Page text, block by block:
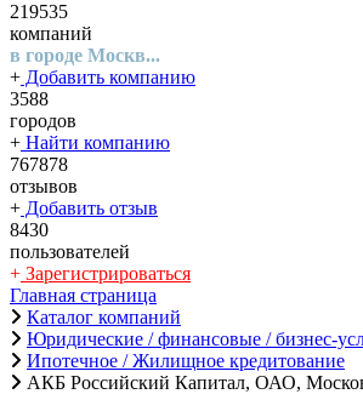
219535
компаний
в городе Москв...
+ Добавить компанию
3588
городов
+ Найти компанию
767878
отзывов
+ Добавить отзыв
8430
пользователей
+ Зарегистрироваться
Главная страница
Каталог компаний
Юридические / финансовые / бизнес-
Ипотечное / Жилищное кредитование
АКБ Российский Капитал, ОАО,